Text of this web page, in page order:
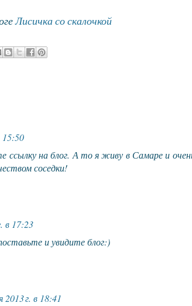
Лисичка со скалочкой
15:50
ссылку на блог. А то я живу в Самаре и
соседки!
в 17:23
и увидите блог:)
2013 г. в 18:41